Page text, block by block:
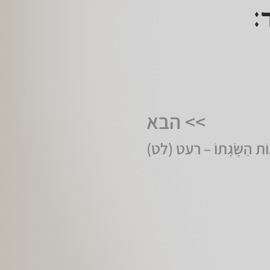
>> הבא
הַשָּׂגָתוֹ – רעט (לט)